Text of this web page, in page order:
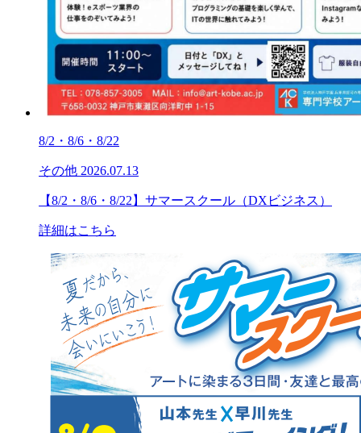
8/2・8/6・8/22
その他 2026.07.13
【8/2・8/6・8/22】サマースクール（DXビジネス）
詳細はこちら